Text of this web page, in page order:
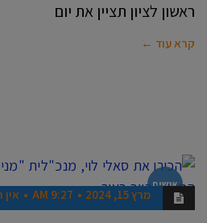
ראשון לציון תציין את יום
קרא עוד ←
אנשים
מרץ 15, 2024 9:27 AM אין